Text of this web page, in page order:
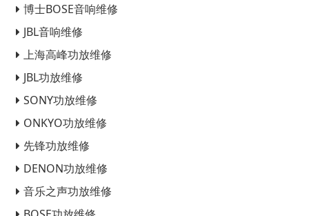
博士BOSE音响维修
JBL音响维修
上海高峰功放维修
JBL功放维修
SONY功放维修
ONKYO功放维修
先锋功放维修
DENON功放维修
音乐之声功放维修